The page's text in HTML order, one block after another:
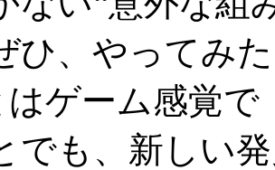
ひ、やってみ
ゲーム感覚で
でも、新しい